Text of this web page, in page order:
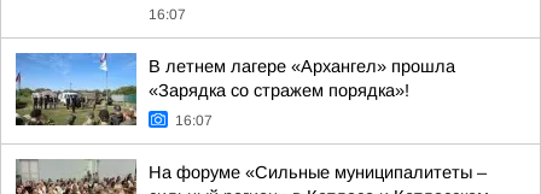
16:07
В летнем лагере «Архангел» прошла
«Зарядка со стражем порядка»!
16:07
На форуме «Сильные муниципалитеты –